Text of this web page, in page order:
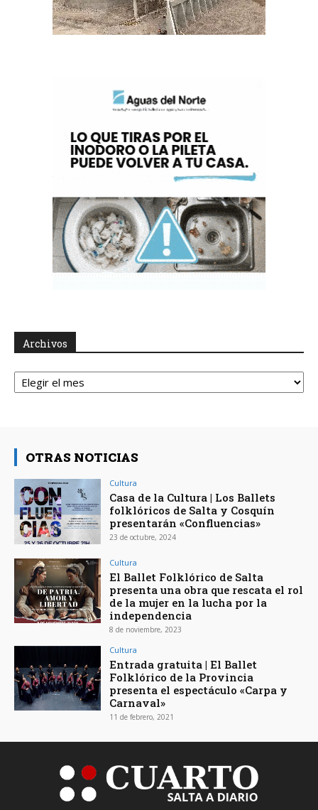
Archivos
Archivos
OTRAS NOTICIAS
Cultura
Casa de la Cultura | Los Ballets
folklóricos de Salta y Cosquín
presentarán «Confluencias»
23 de octubre, 2024
Cultura
El Ballet Folklórico de Salta
presenta una obra que rescata el rol
de la mujer en la lucha por la
independencia
8 de noviembre, 2023
Cultura
Entrada gratuita | El Ballet
Folklórico de la Provincia
presenta el espectáculo «Carpa y
Carnaval»
11 de febrero, 2021